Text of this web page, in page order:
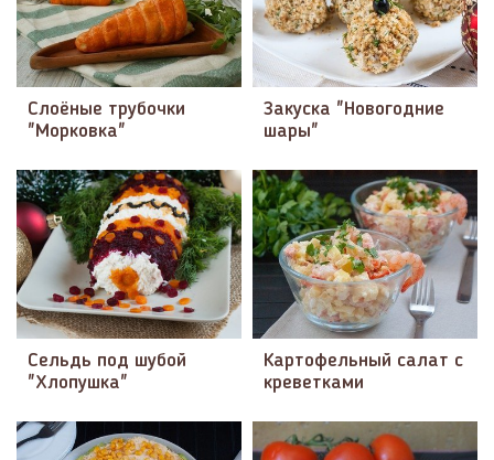
Слоёные трубочки
"Морковка"
Закуска "Новогодние
шары"
Сельдь под шубой
"Хлопушка"
Картофельный салат с
креветками